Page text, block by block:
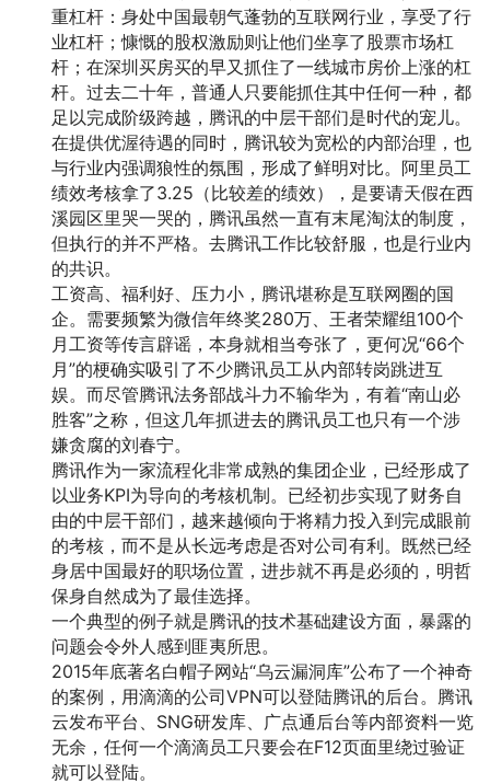
重杠杆：身处中国最朝气蓬勃的互联网行业，享受了行
业杠杆；慷慨的股权激励则让他们坐享了股票市场杠
杆；在深圳买房买的早又抓住了一线城市房价上涨的杠
杆。过去二十年，普通人只要能抓住其中任何一种，都
足以完成阶级跨越，腾讯的中层干部们是时代的宠儿。
在提供优渥待遇的同时，腾讯较为宽松的内部治理，也
与行业内强调狼性的氛围，形成了鲜明对比。阿里员工
绩效考核拿了3.25（比较差的绩效），是要请天假在西
溪园区里哭一哭的，腾讯虽然一直有末尾淘汰的制度，
但执行的并不严格。去腾讯工作比较舒服，也是行业内
的共识。
工资高、福利好、压力小，腾讯堪称是互联网圈的国
企。需要频繁为微信年终奖280万、王者荣耀组100个
月工资等传言辟谣，本身就相当夸张了，更何况“66个
月”的梗确实吸引了不少腾讯员工从内部转岗跳进互
娱。而尽管腾讯法务部战斗力不输华为，有着“南山必
胜客”之称，但这几年抓进去的腾讯员工也只有一个涉
嫌贪腐的刘春宁。
腾讯作为一家流程化非常成熟的集团企业，已经形成了
以业务KPI为导向的考核机制。已经初步实现了财务自
由的中层干部们，越来越倾向于将精力投入到完成眼前
的考核，而不是从长远考虑是否对公司有利。既然已经
身居中国最好的职场位置，进步就不再是必须的，明哲
保身自然成为了最佳选择。
一个典型的例子就是腾讯的技术基础建设方面，暴露的
问题会令外人感到匪夷所思。
2015年底著名白帽子网站“乌云漏洞库”公布了一个神奇
的案例，用滴滴的公司VPN可以登陆腾讯的后台。腾讯
云发布平台、SNG研发库、广点通后台等内部资料一览
无余，任何一个滴滴员工只要会在F12页面里绕过验证
就可以登陆。